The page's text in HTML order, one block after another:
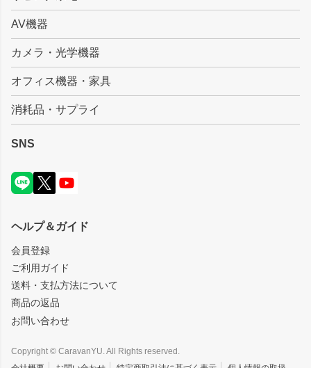
AV機器
カメラ・光学機器
オフィス機器・家具
消耗品・サプライ
SNS
ヘルプ＆ガイド
会員登録
ご利用ガイド
送料・支払方法について
商品の返品
お問い合わせ
Copyright © CaravanYU. All Rights reserved.